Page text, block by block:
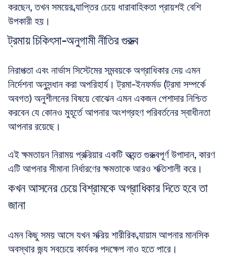
করছেন, তখন সময়ের ব্যাপ্তির চেয়ে ধারাবাহিকতা প্রায়শই বেশি
উপকারী হয়।
ট্রমায় চিকিৎসা-অনুগামী নীতির গুরুত্ব
নিরাপত্তা এবং নার্ভাস সিস্টেমের সমন্বয়কে অগ্রাধিকার দেয় এমন
নির্দেশনা অনুসন্ধান করা অপরিহার্য। ট্রমা-ইনফর্মড (ট্রমা সম্পর্কে
অবগত) অনুশীলনের বিষয়ে বোঝেন এমন একজন পেশাদার নিশ্চিত
করবেন যে কোনও মুহূর্তে আপনার অংশগ্রহণ পরিবর্তনের স্বাধীনতা
আপনার রয়েছে।
এই ক্ষমতায়ন নিরাময় প্রক্রিয়ার একটি অত্যন্ত গুরুত্বপূর্ণ উপাদান, কারণ
এটি আপনার সীমানা নির্ধারণের ক্ষমতাকে আরও শক্তিশালী করে।
কখন আসনের চেয়ে বিশ্রামকে অগ্রাধিকার দিতে হবে তা
জানা
এমন কিছু সময় আসে যখন সক্রিয় শারীরিক ব্যায়াম আপনার মানসিক
অবস্থার জন্য সবচেয়ে কার্যকর পদক্ষেপ নাও হতে পারে।